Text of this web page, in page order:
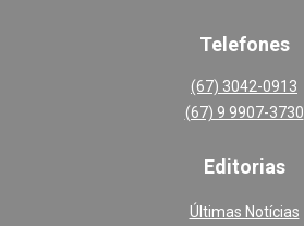
Telefones
(67) 3042-0913
(67) 9 9907-3730
Editorias
Últimas Notícias